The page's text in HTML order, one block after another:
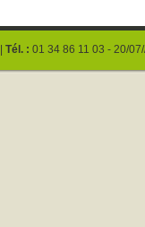
Tél. : 01 34 86 11 03 - 20/